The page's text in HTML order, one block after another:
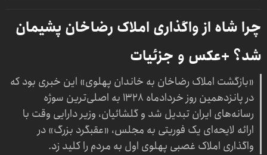
چرا شاه از واگذاری املاک رضاخان پشیمان
شد؟ +عکس و جزئیات
«بازگشت املاک رضاخان به خاندان پهلوی» این خبری بود که
در پانزدهمین روز خردادماه ۱۳۲۸ به اصلی‌ترین سوژه
رسانه‌های ایران تبدیل شد و گلشائیان، وزیر دارایی وقت با
ارائه لایحه‌ای یک فوریتی به مجلس، «عقبگرد بزرگ» در
واگذاری املاک غصبی پهلوی اول به مردم را کلید زد.